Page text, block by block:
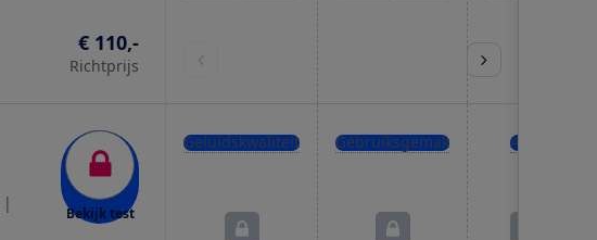
€ 110,-
Richtprijs
|
Bekijk test
Geluidskwaliteit Gebruiksgemak Accu